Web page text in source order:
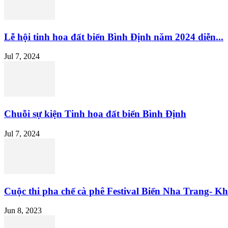
Lễ hội tinh hoa đất biển Bình Định năm 2024 diễn...
Jul 7, 2024
Chuỗi sự kiện Tinh hoa đất biển Bình Định
Jul 7, 2024
Cuộc thi pha chế cà phê Festival Biển Nha Trang-
Jun 8, 2023